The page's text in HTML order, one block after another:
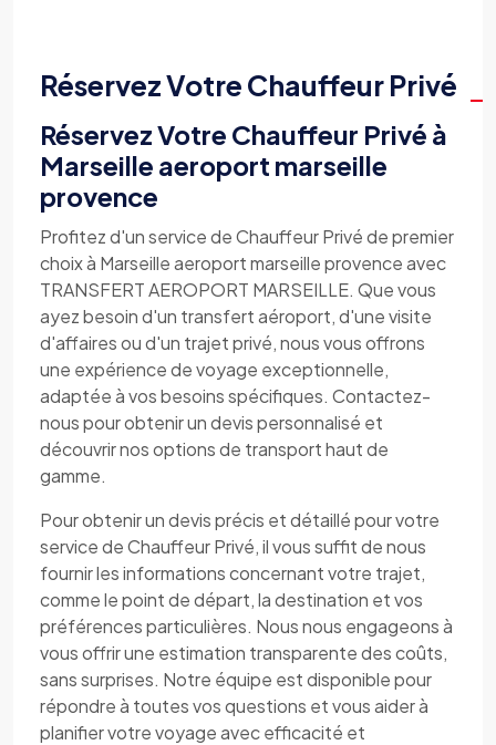
Réservez Votre Chauffeur Privé
Réservez Votre Chauffeur Privé à
Marseille aeroport marseille
provence
Profitez d'un service de Chauffeur Privé de premier
choix à Marseille aeroport marseille provence avec
TRANSFERT AEROPORT MARSEILLE. Que vous
ayez besoin d'un transfert aéroport, d'une visite
d'affaires ou d'un trajet privé, nous vous offrons
une expérience de voyage exceptionnelle,
adaptée à vos besoins spécifiques. Contactez-
nous pour obtenir un devis personnalisé et
découvrir nos options de transport haut de
gamme.
Pour obtenir un devis précis et détaillé pour votre
service de Chauffeur Privé, il vous suffit de nous
fournir les informations concernant votre trajet,
comme le point de départ, la destination et vos
préférences particulières. Nous nous engageons à
vous offrir une estimation transparente des coûts,
sans surprises. Notre équipe est disponible pour
répondre à toutes vos questions et vous aider à
planifier votre voyage avec efficacité et